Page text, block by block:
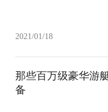
2021/01/18
那些百万级豪华游
备